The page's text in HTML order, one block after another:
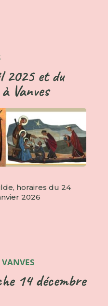
2025 et du
Vanves
horaires du 24
2026
VANVES
14 décembre